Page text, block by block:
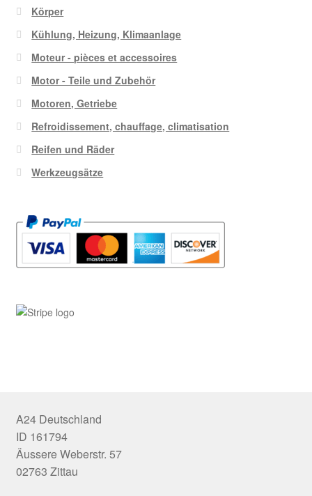
Körper
Kühlung, Heizung, Klimaanlage
Moteur - pièces et accessoires
Motor - Teile und Zubehör
Motoren, Getriebe
Refroidissement, chauffage, climatisation
Reifen und Räder
Werkzeugsätze
A24 Deutschland
ID 161794
Äussere Weberstr. 57
02763 Zittau